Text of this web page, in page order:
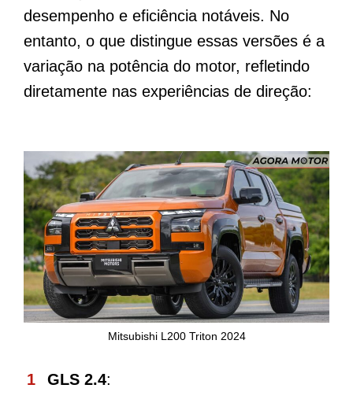
desempenho e eficiência notáveis. No
entanto, o que distingue essas versões é a
variação na potência do motor, refletindo
diretamente nas experiências de direção:
Mitsubishi L200 Triton 2024
GLS 2.4: